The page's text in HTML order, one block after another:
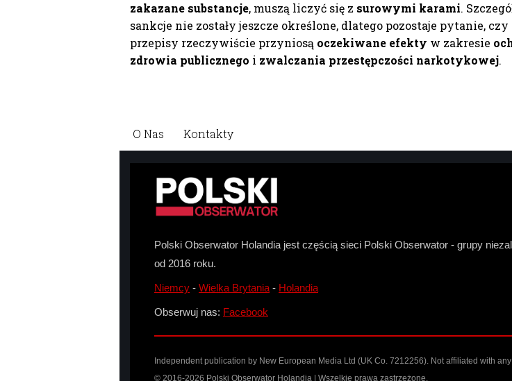
zakazane substancje, muszą liczyć się z surowymi karami.
sankcje nie zostały jeszcze określone, dlatego pozostaje pytanie, czy
przepisy rzeczywiście przyniosą oczekiwane efekty w zakresie
zdrowia publicznego i zwalczania przestępczości narkotykowej.
O Nas Kontakty
Polski Obserwator Holandia jest częścią sieci Polski Obserwator - grupy
od 2016 roku.
Niemcy - Wielka Brytania - Holandia
Obserwuj nas: Facebook
Independent publication by New European Media Ltd (UK Co. 7212256). Not affiliated with
© 2016-2026 Polski Obserwator Holandia | Wszelkie prawa zastrzeżone.